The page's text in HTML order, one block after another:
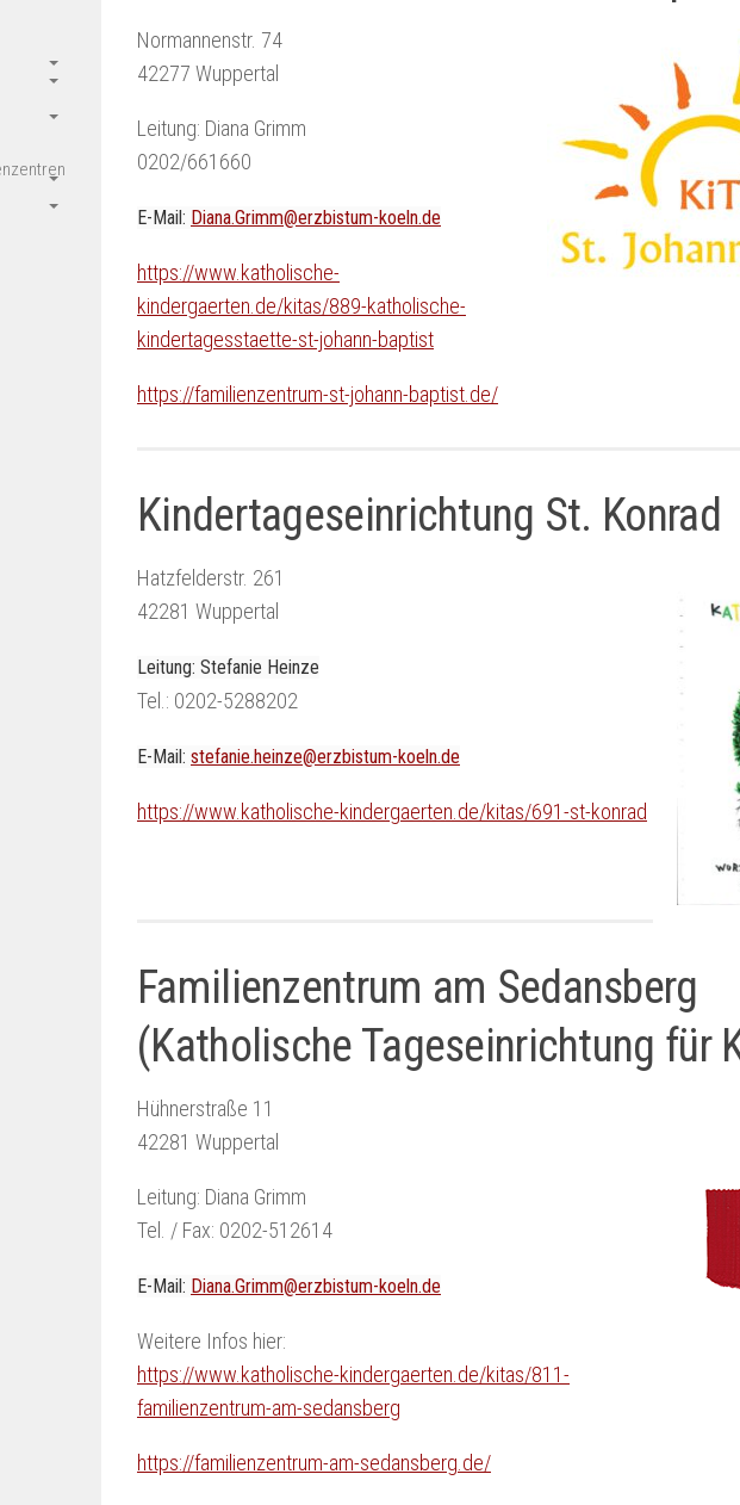
Normannenstr. 74
42277 Wuppertal
Leitung: Diana Grimm
0202/661660
E-Mail: Diana.Grimm@erzbistum-koeln.de
https://www.katholische-
kindergaerten.de/kitas/889-katholische-
kindertagesstaette-st-johann-baptist
https://familienzentrum-st-johann-baptist.de/
Kindertageseinrichtung St. Konrad
Hatzfelderstr. 261
42281 Wuppertal
Leitung: Stefanie Heinze
Tel.: 0202-5288202
E-Mail: stefanie.heinze@erzbistum-koeln.de
https://www.katholische-kindergaerten.de/kitas/691-st-konrad
Familienzentrum am Sedansberg
(Katholische Tageseinrichtung für
Hühnerstraße 11
42281 Wuppertal
Leitung: Diana Grimm
Tel. / Fax: 0202-512614
E-Mail: Diana.Grimm@erzbistum-koeln.de
Weitere Infos hier:
https://www.katholische-kindergaerten.de/kitas/811-
familienzentrum-am-sedansberg
https://familienzentrum-am-sedansberg.de/